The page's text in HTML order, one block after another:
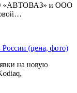
«АВТОВАЗ» и ООО
(цена, фото)
на новую